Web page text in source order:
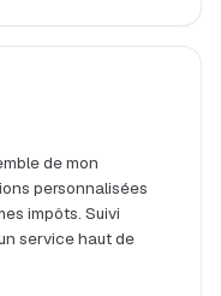
de mon
personnalisées
impôts. Suivi
service haut de